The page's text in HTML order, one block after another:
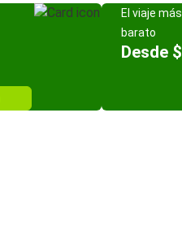
El viaje más
barato
Desde